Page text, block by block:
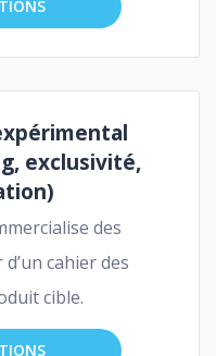
exclusivité,
des
cahier des
cible.